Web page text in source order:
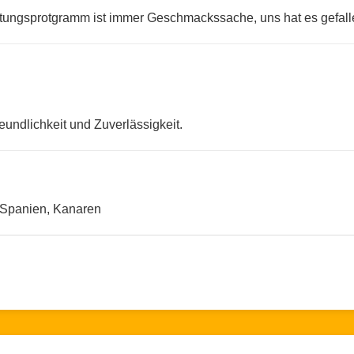
ist immer Geschmackssache, uns hat es
und Zuverlässigkeit.
Kanaren